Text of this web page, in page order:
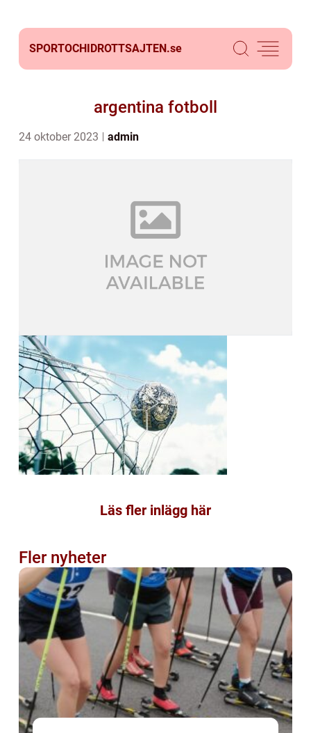
SPORTOCHIDROTTSAJTEN.se
argentina fotboll
24 oktober 2023 admin
Läs fler inlägg här
Fler nyheter